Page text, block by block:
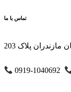
تماس با ما
پلاک 203
0919-1040692